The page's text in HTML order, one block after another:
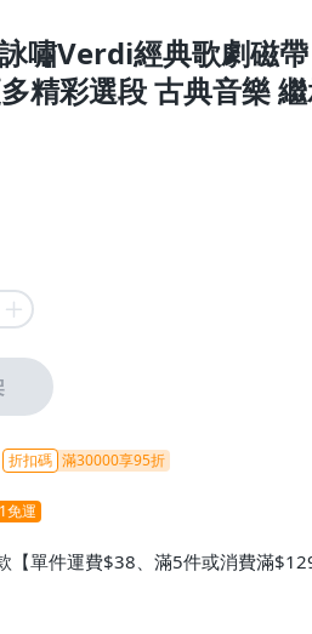
嘯Verdi經典歌劇磁
精彩選段 古典音樂
折扣碼 滿30000享95折
免運
【單件運費$38、滿5件或消費滿
【免運費】、萊爾富取貨付款【單件
費】、宅配/貨運【單件運費$120、